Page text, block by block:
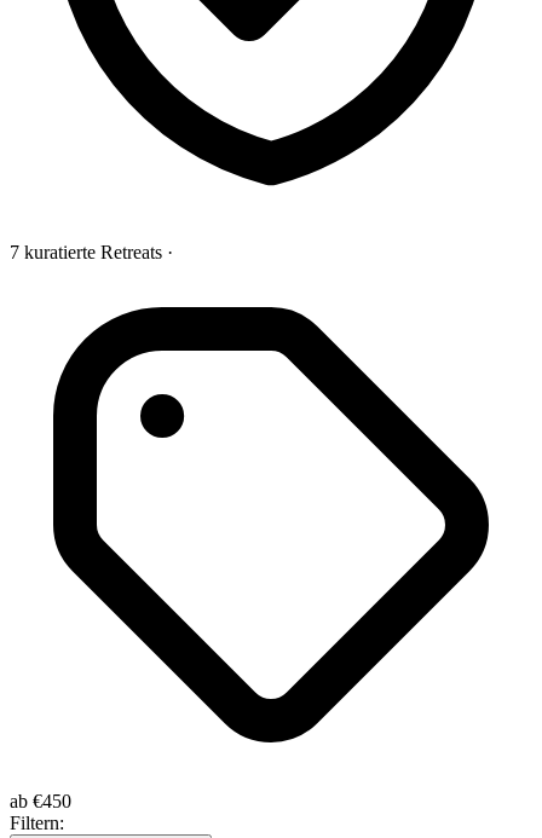
7 kuratierte Retreats ·
ab €450
Filtern: